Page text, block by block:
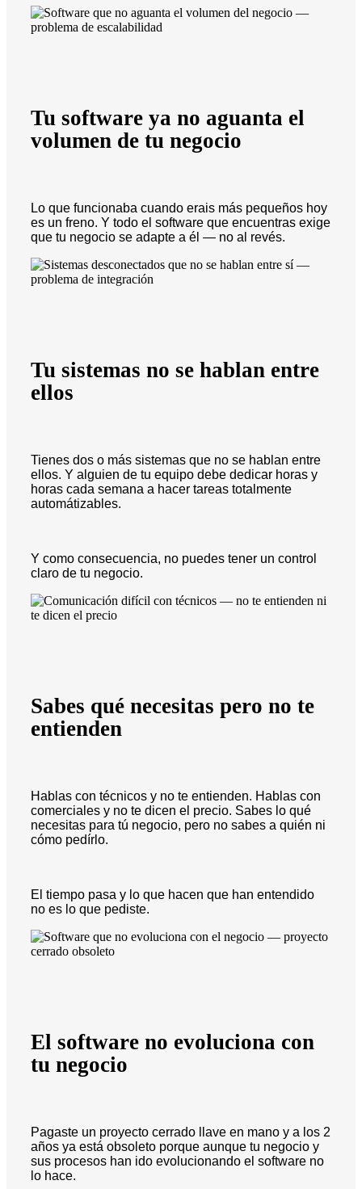
Tu software ya no aguanta el
volumen de tu negocio
Lo que funcionaba cuando erais más pequeños hoy
es un freno. Y todo el software que encuentras exige
que tu negocio se adapte a él — no al revés.
Tu sistemas no se hablan entre
ellos
Tienes dos o más sistemas que no se hablan entre
ellos. Y alguien de tu equipo debe dedicar horas y
horas cada semana a hacer tareas totalmente
automátizables.
Y como consecuencia, no puedes tener un control
claro de tu negocio.
Sabes qué necesitas pero no te
entienden
Hablas con técnicos y no te entienden. Hablas con
comerciales y no te dicen el precio. Sabes lo qué
necesitas para tú negocio, pero no sabes a quién ni
cómo pedírlo.
El tiempo pasa y lo que hacen que han entendido
no es lo que pediste.
El software no evoluciona con
tu negocio
Pagaste un proyecto cerrado llave en mano y a los 2
años ya está obsoleto porque aunque tu negocio y
sus procesos han ido evolucionando el software no
lo hace.